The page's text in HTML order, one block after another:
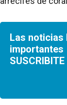
Las noticias
importantes